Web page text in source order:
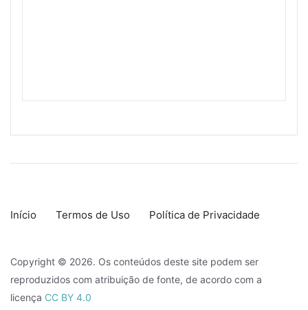
Início Termos de Uso Política de Privacidade
Copyright © 2026. Os conteúdos deste site podem ser
reproduzidos com atribuição de fonte, de acordo com a
licença CC BY 4.0